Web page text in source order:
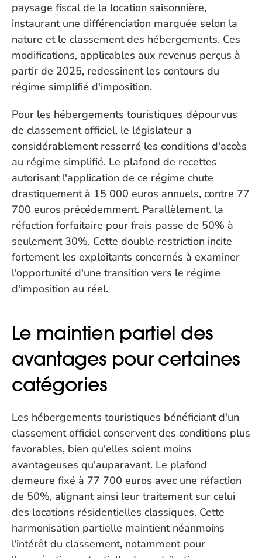
paysage fiscal de la location saisonnière,
instaurant une différenciation marquée selon la
nature et le classement des hébergements. Ces
modifications, applicables aux revenus perçus à
partir de 2025, redessinent les contours du
régime simplifié d'imposition.
Pour les hébergements touristiques dépourvus
de classement officiel, le législateur a
considérablement resserré les conditions d'accès
au régime simplifié. Le plafond de recettes
autorisant l'application de ce régime chute
drastiquement à 15 000 euros annuels, contre 77
700 euros précédemment. Parallèlement, la
réfaction forfaitaire pour frais passe de 50% à
seulement 30%. Cette double restriction incite
fortement les exploitants concernés à examiner
l'opportunité d'une transition vers le régime
d'imposition au réel.
Le maintien partiel des
avantages pour certaines
catégories
Les hébergements touristiques bénéficiant d'un
classement officiel conservent des conditions plus
favorables, bien qu'elles soient moins
avantageuses qu'auparavant. Le plafond
demeure fixé à 77 700 euros avec une réfaction
de 50%, alignant ainsi leur traitement sur celui
des locations résidentielles classiques. Cette
harmonisation partielle maintient néanmoins
l'intérêt du classement, notamment pour